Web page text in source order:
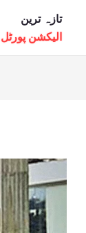
تازہ ترین
الیکشن پورٹل 26